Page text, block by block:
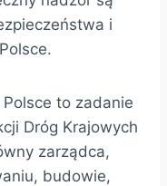
i
to zadanie
Dróg Krajowych
zarządca,
budowie,